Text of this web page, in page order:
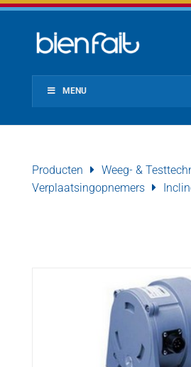
MENU
Producten
Weeg- &
Verplaatsingopnemers